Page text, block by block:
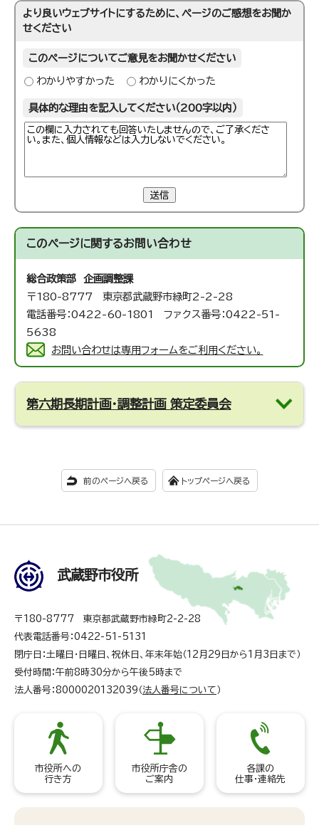
より良いウェブサイトにするために、ページのご感想をお聞か
せください
このページについてご意見をお聞かせください
わかりやすかった わかりにくかった
具体的な理由を記入してください（200字以内）
送信
このページに関するお問い合わせ
総合政策部 企画調整課
〒180-8777 東京都武蔵野市緑町2-2-28
電話番号：0422-60-1801 ファクス番号：0422-51-
5638
お問い合わせは専用フォームをご利用ください。
第六期長期計画・調整計画 策定委員会
前のページへ戻る トップページへ戻る
武蔵野市役所
〒180-8777 東京都武蔵野市緑町2-2-28
代表電話番号：0422-51-5131
閉庁日：土曜日・日曜日、祝休日、年末年始（12月29日から1月3日まで）
受付時間：午前8時30分から午後5時まで
法人番号：8000020132039（ 法人番号について ）
市役所への
行き方
市役所庁舎の
ご案内
各課の
仕事・連絡先